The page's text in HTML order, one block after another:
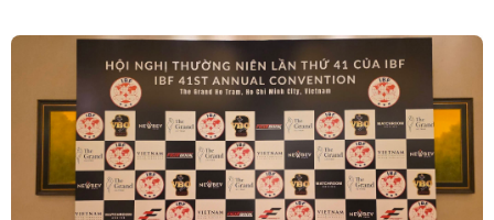
"Tôi biết mình bắt đầu sự nghiệp quyền Anh nhà nghề khá muộn, vì
vậy tôi phải trân trọng và nắm bắt mọi cơ hội đến với mình."
FIGHTS IN THE CITY